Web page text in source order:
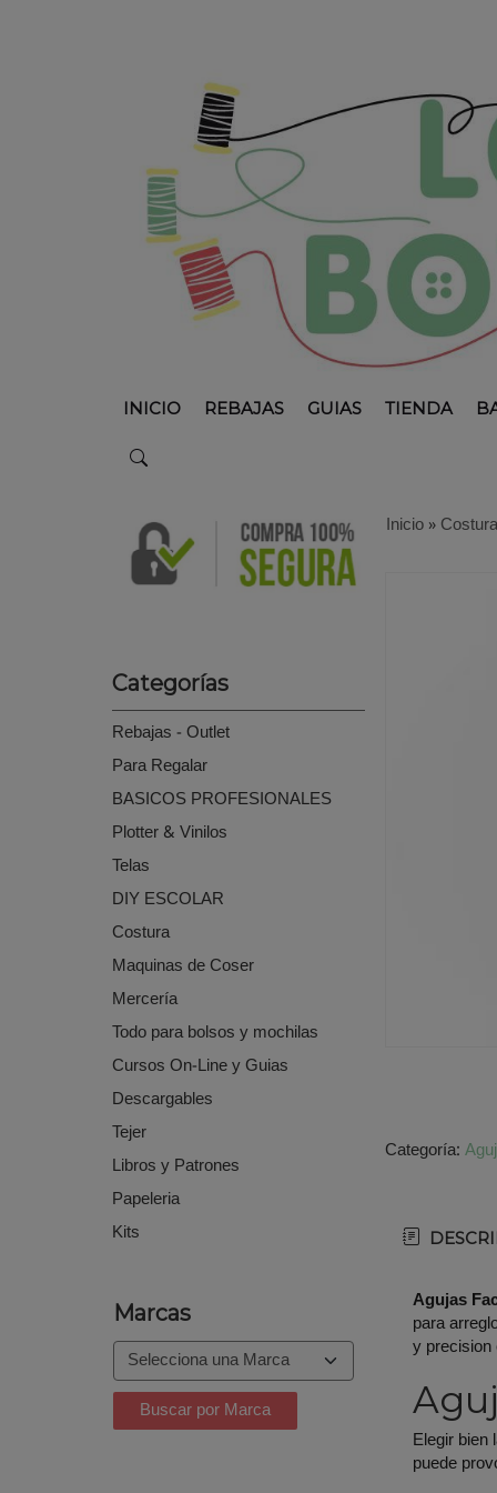
INICIO REBAJAS GUIAS TIENDA
Categorías
Rebajas - Outlet
Para Regalar
BASICOS PROFESIONALES
Plotter & Vinilos
Telas
DIY ESCOLAR
Costura
Maquinas de Coser
Mercería
Todo para bolsos y mochilas
Cursos On-Line y Guias
Descargables
Tejer
Libros y Patrones
Papeleria
Kits
Marcas
Inicio»Costura
Categoría:
Agujas
para
y precision
Elegir
puede